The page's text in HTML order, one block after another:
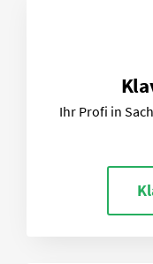
Ihr Profi in